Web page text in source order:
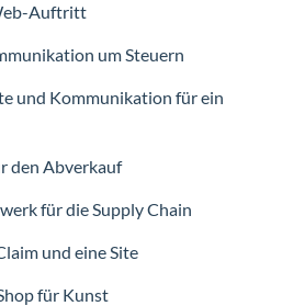
Auftritt
um Steuern
und Kommunikation für ein
den Abverkauf
für die Supply Chain
und eine Site
für Kunst